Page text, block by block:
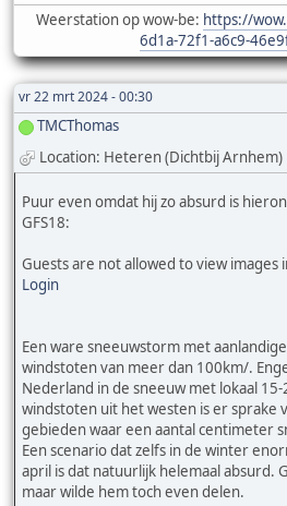
Weerstation op wow-be: https://
6d1a-72f1-a6c9-
vr 22 mrt 2024 - 00:30
TMCThomas
Location: Heteren (Dichtbij Arnhem)
Puur even omdat hij zo absurd is
GFS18:
Guests are not allowed to view images
Login
Een ware sneeuwstorm met
windstoten van meer dan 100km/.
Nederland in de sneeuw met lokaal
windstoten uit het westen is er sprake
gebieden waar een aantal centimeter
Een scenario dat zelfs in de winter
april is dat natuurlijk helemaal absurd.
maar wilde hem toch even delen.